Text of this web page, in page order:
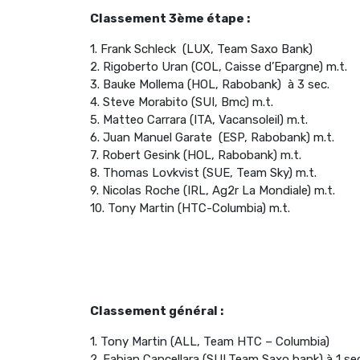
Classement 3ème étape :
1. Frank Schleck (LUX, Team Saxo Bank)
2. Rigoberto Uran (COL, Caisse d’Epargne) m.t.
3. Bauke Mollema (HOL, Rabobank) à 3 sec.
4. Steve Morabito (SUI, Bmc) m.t.
5. Matteo Carrara (ITA, Vacansoleil) m.t.
6. Juan Manuel Garate (ESP, Rabobank) m.t.
7. Robert Gesink (HOL, Rabobank) m.t.
8. Thomas Lovkvist (SUE, Team Sky) m.t.
9. Nicolas Roche (IRL, Ag2r La Mondiale) m.t.
10. Tony Martin (HTC-Columbia) m.t.
Classement général :
1. Tony Martin (ALL, Team HTC – Columbia)